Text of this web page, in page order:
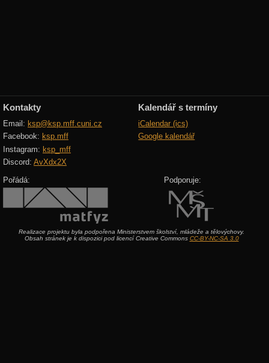
Kontakty
Email: ksp@ksp.mff.cuni.cz
Facebook: ksp.mff
Instagram: ksp_mff
Discord: AvXdx2X
Kalendář s termíny
iCalendar (ics)
Google kalendář
Pořádá: Podporuje:
Realizace projektu byla podpořena Ministerstvem školství, mládeže a tělovýchovy.
Obsah stránek je k dispozici pod licencí Creative Commons CC-BY-NC-SA 3.0